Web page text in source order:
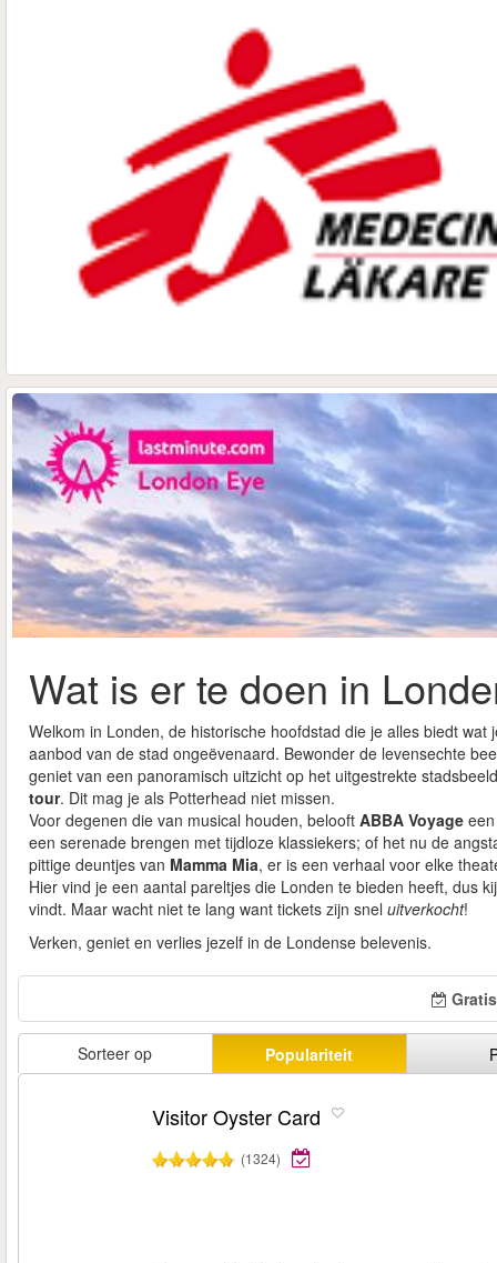
Wat is er te doen in
Welkom in Londen, de historische hoofdstad die je alles biedt
aanbod van de stad ongeëvenaard. Bewonder de levensechte
geniet van een panoramisch uitzicht op het uitgestrekte
tour. Dit mag je als Potterhead niet missen.
Voor degenen die van musical houden, belooft ABBA Voyage
een serenade brengen met tijdloze klassiekers; of het nu de
pittige deuntjes van Mamma Mia, er is een verhaal voor elke
Hier vind je een aantal pareltjes die Londen te bieden heeft, dus
vindt. Maar wacht niet te lang want tickets zijn snel uitverkocht!
Verken, geniet en verlies jezelf in de Londense belevenis.
Sorteer op Populariteit
Visitor Oyster Card
(1324)